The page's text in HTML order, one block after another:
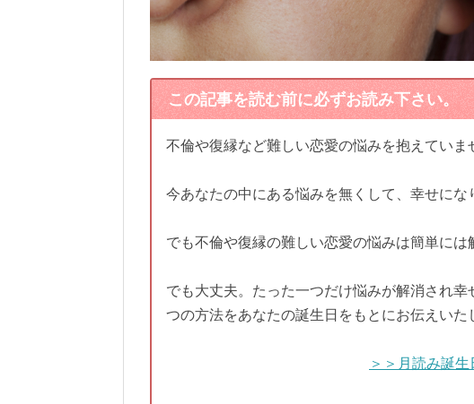
この記事を読む前に必ずお読み下さい。
不倫や復縁など難しい恋愛の悩みを抱えていま
今あなたの中にある悩みを無くして、幸せにな
でも不倫や復縁の難しい恋愛の悩みは簡単には
でも大丈夫。たった一つだけ悩みが解消され
つの方法をあなたの誕生日をもとにお伝えいた
＞＞月読み誕生